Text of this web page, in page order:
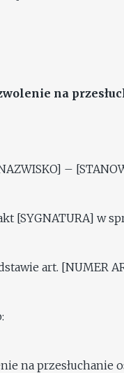
na
–
[SYGNATURA] w
art. [NUMER
na przesłuchanie